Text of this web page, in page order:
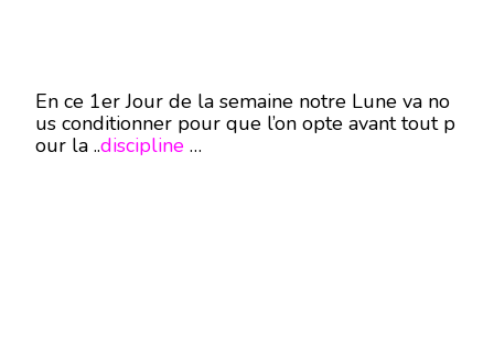
En ce 1er Jour de la semaine notre Lune va no
us conditionner pour que l’on opte avant tout p
our la ..discipline …